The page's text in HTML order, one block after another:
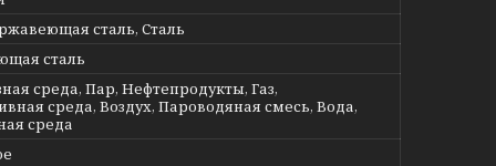
сталь, Сталь
сталь
среда, Пар, Нефтепродукты, Газ,
среда, Воздух, Пароводяная смесь, Вода,
среда